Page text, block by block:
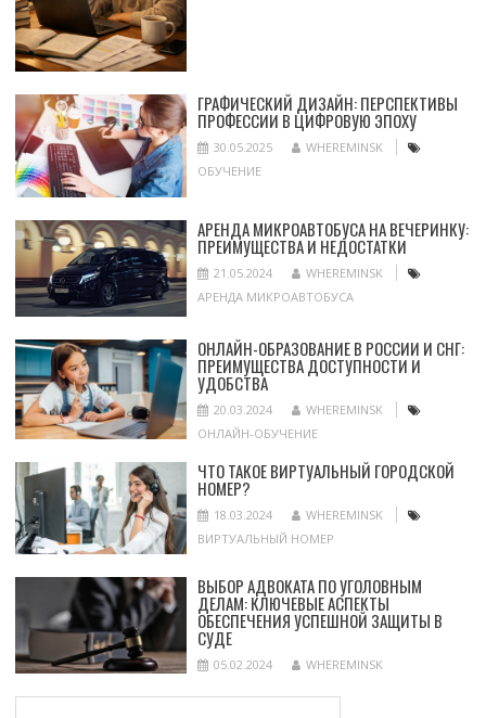
ГРАФИЧЕСКИЙ ДИЗАЙН: ПЕРСПЕКТИВЫ
ПРОФЕССИИ В ЦИФРОВУЮ ЭПОХУ
30.05.2025
WHEREMINSK
ОБУЧЕНИЕ
АРЕНДА МИКРОАВТОБУСА НА ВЕЧЕРИНКУ:
ПРЕИМУЩЕСТВА И НЕДОСТАТКИ
21.05.2024
WHEREMINSK
АРЕНДА МИКРОАВТОБУСА
ОНЛАЙН-ОБРАЗОВАНИЕ В РОССИИ И СНГ:
ПРЕИМУЩЕСТВА ДОСТУПНОСТИ И
УДОБСТВА
20.03.2024
WHEREMINSK
ОНЛАЙН-ОБУЧЕНИЕ
ЧТО ТАКОЕ ВИРТУАЛЬНЫЙ ГОРОДСКОЙ
НОМЕР?
18.03.2024
WHEREMINSK
ВИРТУАЛЬНЫЙ НОМЕР
ВЫБОР АДВОКАТА ПО УГОЛОВНЫМ
ДЕЛАМ: КЛЮЧЕВЫЕ АСПЕКТЫ
ОБЕСПЕЧЕНИЯ УСПЕШНОЙ ЗАЩИТЫ В
СУДЕ
05.02.2024 WHEREMINSK